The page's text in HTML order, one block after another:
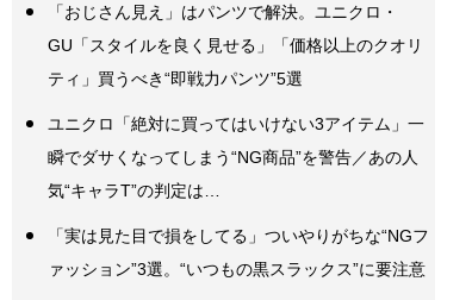
「おじさん見え」はパンツで解決。ユニクロ・
GU「スタイルを良く見せる」「価格以上のクオリ
ティ」買うべき“即戦力パンツ”5選
ユニクロ「絶対に買ってはいけない3アイテム」一
瞬でダサくなってしまう“NG商品”を警告／あの人
気“キャラT”の判定は…
「実は見た目で損をしてる」ついやりがちな“NGフ
ァッション”3選。“いつもの黒スラックス”に要注意